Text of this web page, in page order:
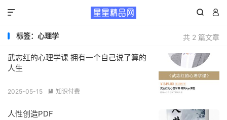
 

共 2 篇文章
标签：心理学
武志红的心理学课 拥有一个自己说了算的
人生
2025-05-15  知识付费
人性创造PDF